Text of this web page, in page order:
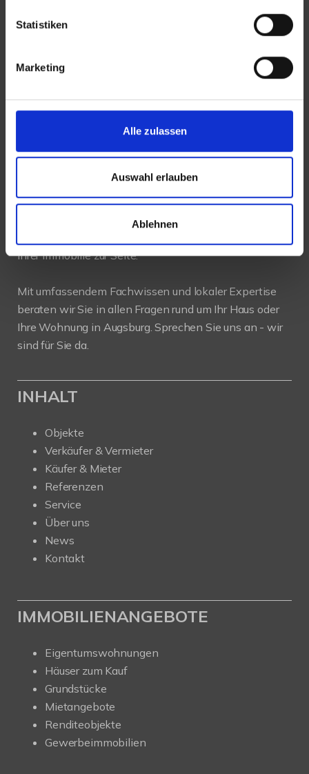
Statistiken
Marketing
Alle zulassen
Auswahl erlauben
Ablehnen
Hochfeldstraße 71
Tel.: 0821 66097111
E-Mail:info@mli24.de
www.luenendonk-immobilien.de
Immobilienmakler in Augsburg
Ihrer Immobilie zur Seite.
Mit umfassendem Fachwissen und lokaler Expertise
beraten wir Sie in allen Fragen rund um Ihr Haus oder
Ihre Wohnung in Augsburg. Sprechen Sie uns an - wir
sind für Sie da.
INHALT
Objekte
Verkäufer & Vermieter
Käufer & Mieter
Referenzen
Service
Über uns
News
Kontakt
IMMOBILIENANGEBOTE
Eigentumswohnungen
Häuser zum Kauf
Grundstücke
Mietangebote
Renditeobjekte
Gewerbeimmobilien